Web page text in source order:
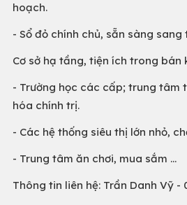
hoạch.
- Sổ đỏ chính chủ, sẵn sàng sang
Cơ sở hạ tầng, tiện ích trong bán
- Trường học các cấp; trung tâm
hóa chính trị.
- Các hệ thống siêu thị lớn nhỏ,
- Trung tâm ăn chơi, mua sắm …
Thông tin liên hệ: Trần Danh Vỹ -